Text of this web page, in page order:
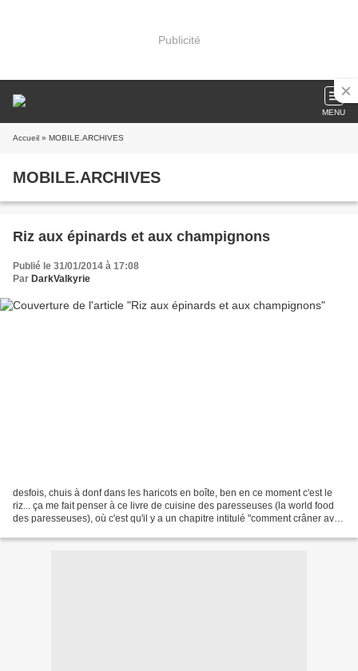
Publicité
MENU
Accueil » MOBILE.ARCHIVES
MOBILE.ARCHIVES
Riz aux épinards et aux champignons
Publié le 31/01/2014 à 17:08
Par DarkValkyrie
desfois, chuis à donf dans les haricots en boîte, ben en ce moment c'est le
riz... ça me fait penser à ce livre de cuisine des paresseuses (la world food
des paresseuses), où c'est qu'il y a un chapitre intitulé "comment crâner avec